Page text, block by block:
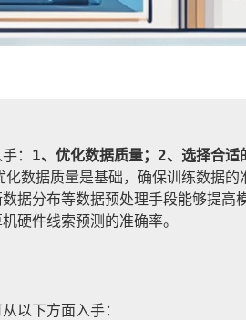
： 1、优化数据质量；2、选择合
化数据质量是基础，确保训练数据
据分布等数据预处理手段能够提高
硬件线索预测的准确率。
以下方面入手：